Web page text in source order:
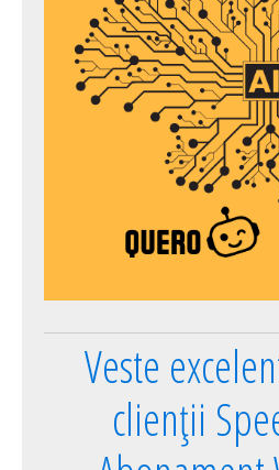
Veste
clienții